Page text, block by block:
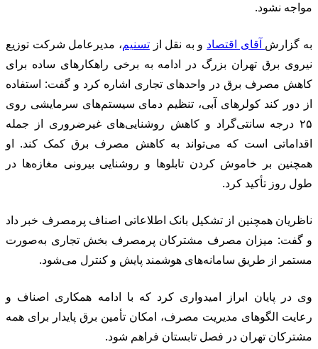
مواجه نشود.
به گزارش آقای اقتصاد و به نقل ازتسنیم، مدیرعامل شرکت توزیع
نیروی برق تهران بزرگ در ادامه به برخی راهکارهای ساده برای
کاهش مصرف برق در واحدهای تجاری اشاره کرد و گفت: استفاده
از دور کند کولرهای آبی، تنظیم دمای سیستم‌های سرمایشی روی
۲۵ درجه سانتی‌گراد و کاهش روشنایی‌های غیرضروری از جمله
اقداماتی است که می‌تواند به کاهش مصرف برق کمک کند. او
همچنین بر خاموش کردن تابلوها و روشنایی بیرونی مغازه‌ها در
طول روز تأکید کرد.
ناظریان همچنین از تشکیل بانک اطلاعاتی اصناف پرمصرف خبر داد
و گفت: میزان مصرف مشترکان پرمصرف بخش تجاری به‌صورت
مستمر از طریق سامانه‌های هوشمند پایش و کنترل می‌شود.
وی در پایان ابراز امیدواری کرد که با ادامه همکاری اصناف و
رعایت الگوهای مدیریت مصرف، امکان تأمین برق پایدار برای همه
مشترکان تهران در فصل تابستان فراهم شود.